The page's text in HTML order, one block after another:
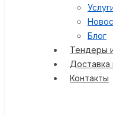
Блог
Тендеры
Доставка
Контакты